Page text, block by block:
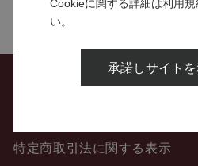
特定商取引法に関する表示
Cookieに関する詳細は利用規
い。
承諾しサイト